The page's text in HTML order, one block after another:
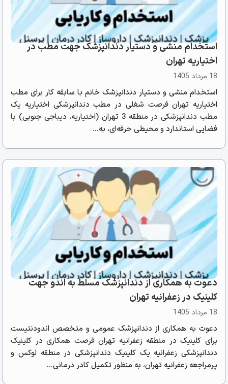
استخدام منشی و دستیار دندانپزشک جهت مطب در
اختیاریه تهران
18 مرداد 1405
استخدام منشی و دستیار دندانپزشک خانم با سابقه کار برای مطب
اختیاریه تهران فرصت شغلی در مطب دندانپزشکی اختیاریه یک
مطب دندانپزشکی در منطقه 3 تهران (اختیاریه، دیباجی جنوبی) با
فضایی استاندارد و محیطی حرفه‌ای، به...
دعوت به همکاری از دندانپزشک مسلط به اندو جهت
کلینیک در زعفرانیه تهران
18 مرداد 1405
دعوت به همکاری از دندانپزشک عمومی و متخصص اندودنتیست
برای کلینیک در منطقه زعفرانیه تهران فرصت همکاری در کلینیک
دندانپزشکی زعفرانیه یک کلینیک دندانپزشکی در منطقه لوکس و
پرمراجعه زعفرانیه تهران، به منظور تکمیل کادر درمانی...